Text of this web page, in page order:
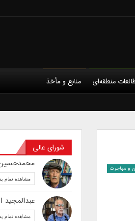
منطقه‌ای منابع و مأخذ
و مهاجرت
شورای عالی
مشاهده تمام
عبدالمجید
مشاهده تمام